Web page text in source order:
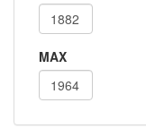
MAX